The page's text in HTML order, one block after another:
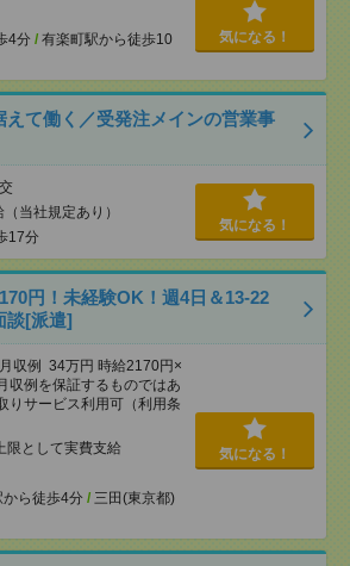
4分 / 有楽町駅から徒歩10
気になる！
えて働く／受発注メインの営業事
当社規定あり）
17分
気になる！
円！未経験OK！週4日＆13-22
談[派遣]
収例 34万円 時給2170円×
例を保証するものではあ
りサービス利用可（利用条
限として実費支給
から徒歩4分 / 三田(東京都)
気になる！